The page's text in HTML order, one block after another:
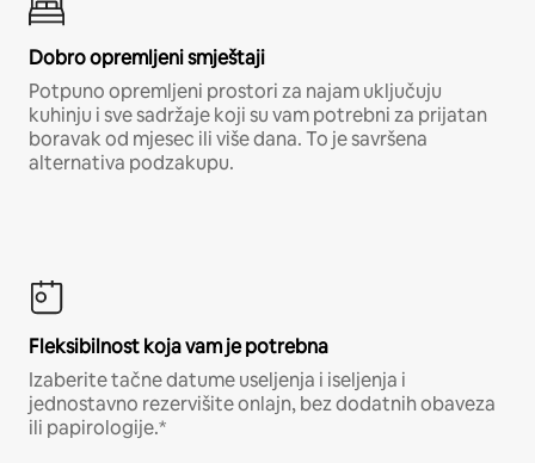
Dobro opremljeni smještaji
Potpuno opremljeni prostori za najam uključuju
kuhinju i sve sadržaje koji su vam potrebni za prijatan
boravak od mjesec ili više dana. To je savršena
alternativa podzakupu.
Fleksibilnost koja vam je potrebna
Izaberite tačne datume useljenja i iseljenja i
jednostavno rezervišite onlajn, bez dodatnih obaveza
ili papirologije.*